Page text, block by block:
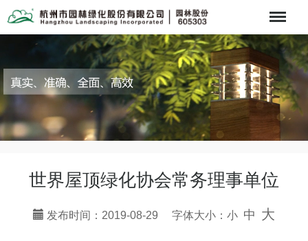
世界屋顶绿化协会常务理事单位
发布时间：2019-08-29 字体大小： 小 中 大